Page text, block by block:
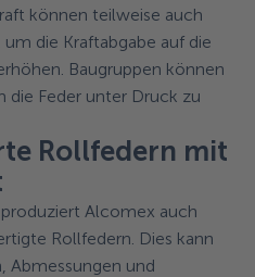
können teilweise auch
die Kraftabgabe auf die
Baugruppen können
Feder unter Druck zu
Rollfedern mit
Alcomex auch
Rollfedern. Dies kann
Abmessungen und